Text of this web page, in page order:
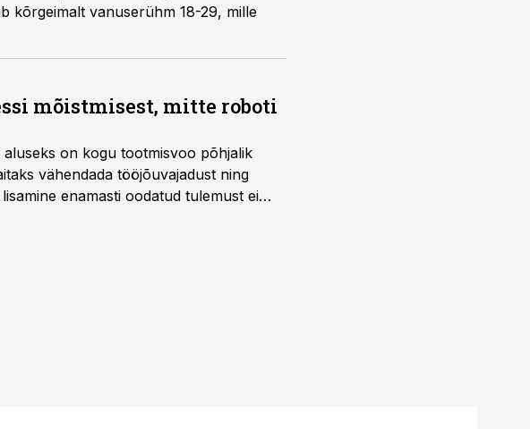
kõrgeimalt vanuserühm 18-29, mille
mõistmisest, mitte roboti
on kogu tootmisvoo põhjalik
vähendada tööjõuvajadust ning
enamasti oodatud tulemust ei